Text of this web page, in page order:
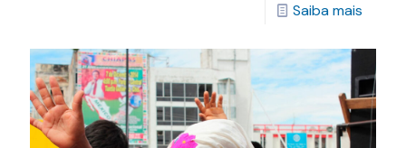
Saiba mais